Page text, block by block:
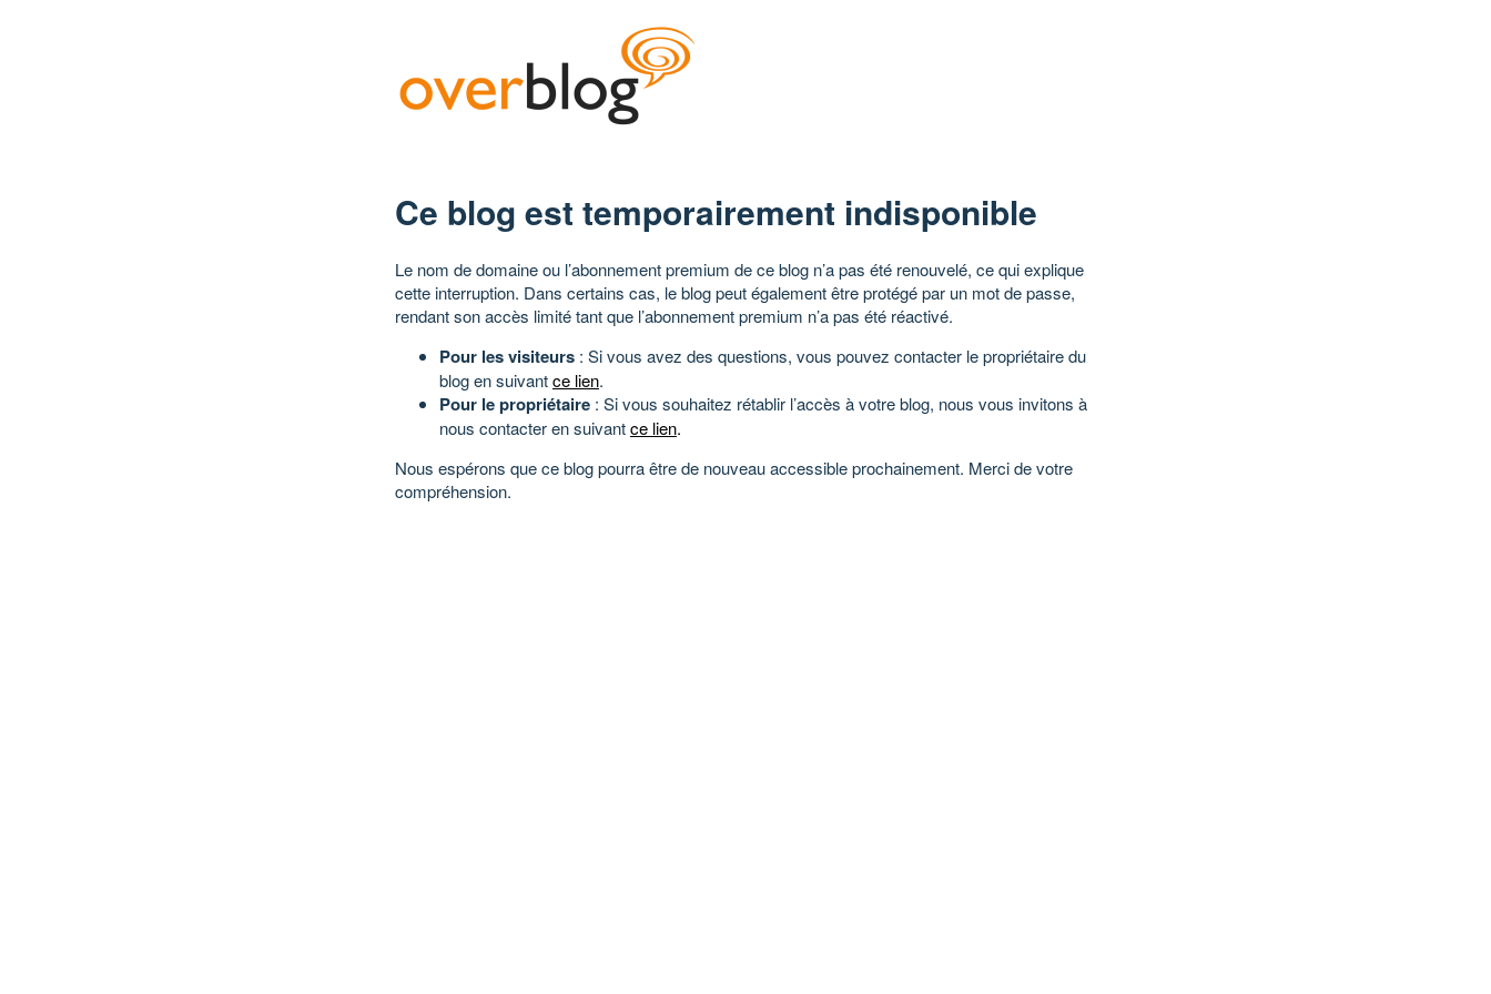
Ce blog est temporairement indisponible
Le nom de domaine ou l’abonnement premium de ce blog n’a pas été renouvelé, ce qui explique
cette interruption. Dans certains cas, le blog peut également être protégé par un mot de passe,
rendant son accès limité tant que l’abonnement premium n’a pas été réactivé.
Pour les visiteurs : Si vous avez des questions, vous pouvez contacter le propriétaire du
blog en suivantce lien.
Pour le propriétaire : Si vous souhaitez rétablir l’accès à votre blog, nous vous invitons à
nous contacter en suivantce lien.
Nous espérons que ce blog pourra être de nouveau accessible prochainement. Merci de votre
compréhension.